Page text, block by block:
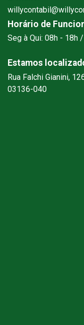
Horário de
Seg à Qui: 08h - 18h
Estamos
Rua Falchi Gianini,
03136-040